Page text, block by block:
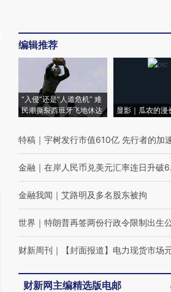
编辑推荐
“入侵”还是“人道危机” 难
民潮撕裂西班牙飞地休达
显影｜瓜农的漫
特稿 ｜ 宇树发行市值610亿 先行者的加
金融 ｜ 在岸人民币兑美元汇率连日升破
金融我闻 ｜ 艾路明及多名股东被拘
世界 ｜ 特朗普再签两份行政令限制出生
财新周刊 ｜ 【封面报道】电力现货市场
财新网主编精选版电邮